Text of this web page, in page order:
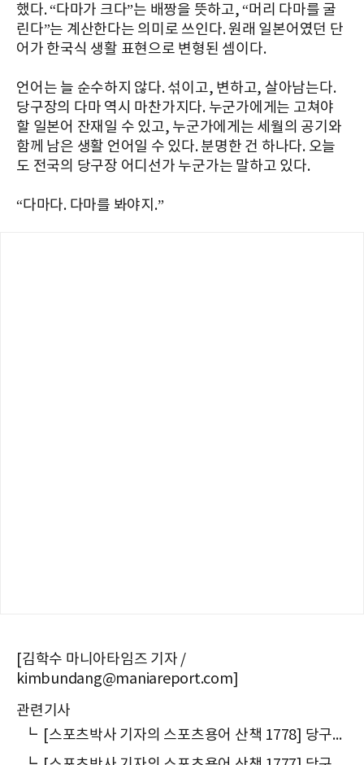
했다. “다마가 크다”는 배짱을 뜻하고, “머리 다마를 굴
린다”는 계산한다는 의미로 쓰인다. 원래 일본어였던 단
어가 한국식 생활 표현으로 변형된 셈이다.
언어는 늘 순수하지 않다. 섞이고, 변하고, 살아남는다.
당구장의 다마 역시 마찬가지다. 누군가에게는 고쳐야
할 일본어 잔재일 수 있고, 누군가에게는 세월의 공기와
함께 남은 생활 언어일 수 있다. 분명한 건 하나다. 오늘
도 전국의 당구장 어디선가 누군가는 말하고 있다.
“다마다. 다마를 봐야지.”
[김학수 마니아타임즈 기자 /
kimbundang@maniareport.com]
관련기사
┗
[스포츠박사 기자의 스포츠용어 산책 1778] 당구에서 왜 영어 ‘object ball’을 ‘적구(的球)’라고 말할까